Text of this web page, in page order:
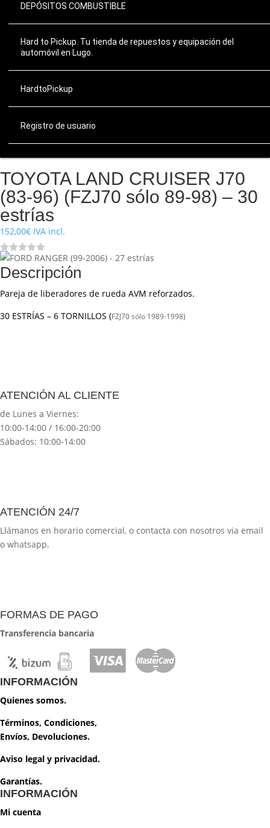
DEPÓSITOS COMBUSTIBLE
Hard to Pickup. Tu tienda de repuestos y equipación del
automóvil en Lugo.
HardtoPickup
Registro de usuario
TOYOTA LAND CRUISER J70
(83-96) (FZJ70 sólo 89-98) – 30
estrías
152,00€ IVA incl.
Descripción
Pareja de liberadores de rueda AVM reforzados.
30 ESTRÍAS – 6 TORNILLOS (FZJ70 sólo 1989-1998)
ATENCIÓN AL CLIENTE
de Lunes a Viernes:
10:00-14:00 / 16:00-20:00
Sábados: 10:00-14:00
ATENCIÓN 24/7
Llámanos en horario comercial, o contacta con nosotros via email
o whatsapp.
FORMAS DE PAGO
Transferencia bancaria
INFORMACIÓN
Quienes somos.
Términos, Condiciones,
Envíos, Devoluciones.
Aviso legal y privacidad.
Garantías.
INFORMACIÓN
Mi cuenta